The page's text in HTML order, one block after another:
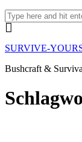
Search
for:
SURVIVE-
Bushcraft &